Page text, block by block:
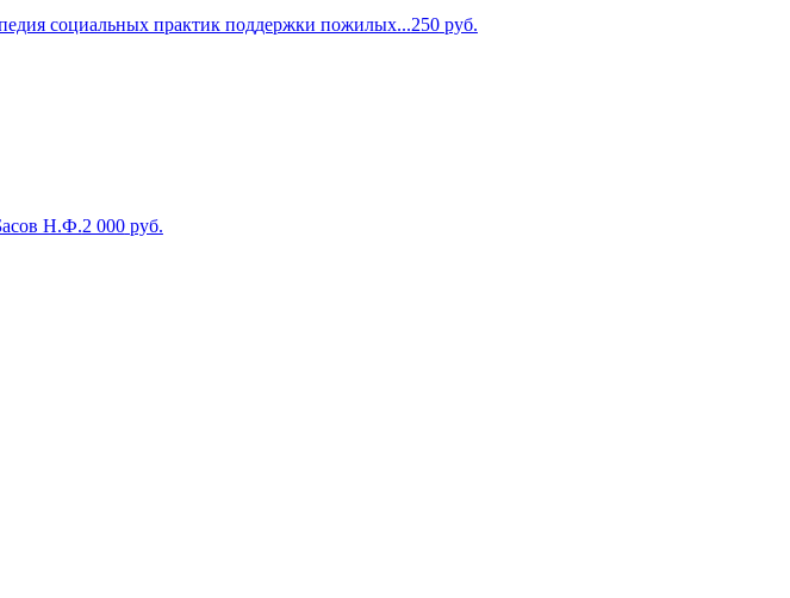
социальных практик поддержки пожилых...250 руб.
Н.Ф.2 000 руб.